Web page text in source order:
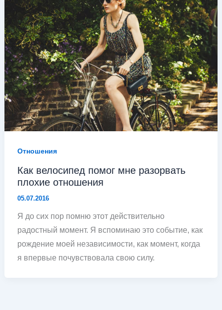
Отношения
Как велосипед помог мне разорвать
плохие отношения
05.07.2016
Я до сих пор помню этот действительно
радостный момент. Я вспоминаю это событие, как
рождение моей независимости, как момент, когда
я впервые почувствовала свою силу.